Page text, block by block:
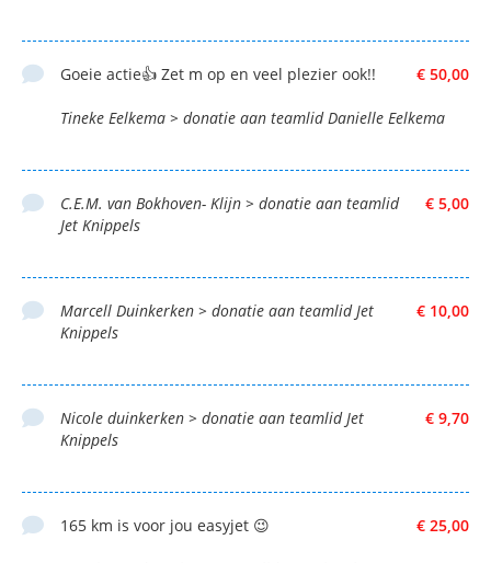
€ 50,00
Goeie actie👍 Zet m op en veel plezier ook!!
Tineke Eelkema > donatie aan teamlid Danielle Eelkema
€ 5,00
C.E.M. van Bokhoven- Klijn > donatie aan teamlid
Jet Knippels
€ 10,00
Marcell Duinkerken > donatie aan teamlid Jet
Knippels
€ 9,70
Nicole duinkerken > donatie aan teamlid Jet
Knippels
€ 25,00
165 km is voor jou easyjet 😉